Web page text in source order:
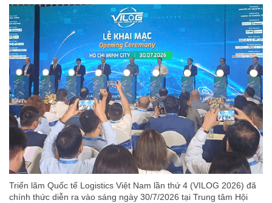
Triển lãm Quốc tế Logistics Việt Nam lần thứ 4 (VILOG 2026) đã
chính thức diễn ra vào sáng ngày 30/7/2026 tại Trung tâm Hội